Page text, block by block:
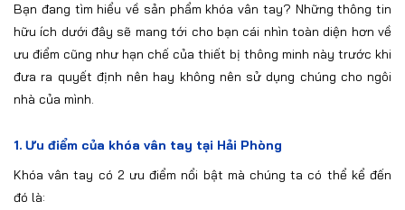
Bạn đang tìm hiểu về sản phẩm khóa vân tay? Những thông tin
hữu ích dưới đây sẽ mang tới cho bạn cái nhìn toàn diện hơn về
ưu điểm cũng như hạn chế của thiết bị thông minh này trước khi
đưa ra quyết định nên hay không nên sử dụng chúng cho ngôi
nhà của mình.
1. Ưu điểm của khóa vân tay tại Hải Phòng
Khóa vân tay có 2 ưu điểm nổi bật mà chúng ta có thể kể đến
đó là: